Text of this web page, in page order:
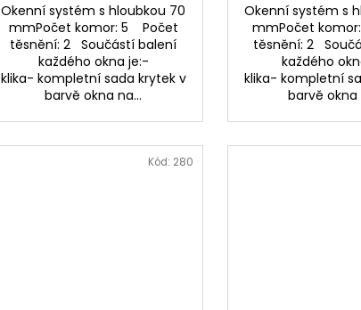
Okenní systém s hloubkou 70
mmPočet komor: 5 Počet
těsnění: 2 Součástí balení
každého okna je:-
klika- kompletní sada krytek v
barvě okna na...
Okenní systém s
mmPočet
těsnění: 2
každého
klika- kompletní
barvě okna
Kód: 280